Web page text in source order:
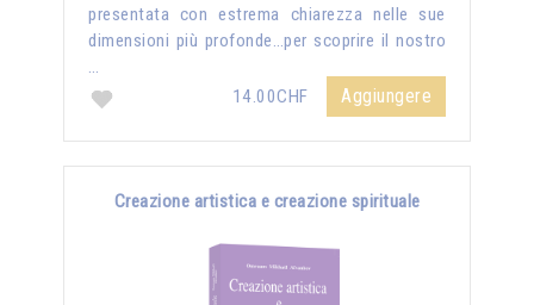
presentata con estrema chiarezza nelle sue
dimensioni più profonde…per scoprire il nostro
…
14.00CHF
Aggiungere
Creazione artistica e creazione spirituale